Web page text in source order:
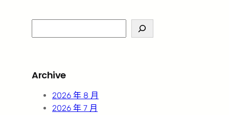
e
c
Archive
2026 年 8 月
2026 年 7 月